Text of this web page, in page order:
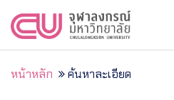
หน้าหลัก ค้นหาละเอียด